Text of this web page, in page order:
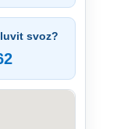
svoz?